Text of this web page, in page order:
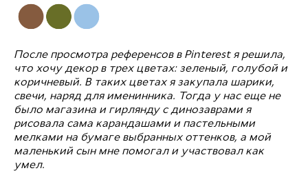
После просмотра референсов в Pinterest я решила,
что хочу декор в трех цветах: зеленый, голубой и
коричневый. В таких цветах я закупала шарики,
свечи, наряд для именинника. Тогда у нас еще не
было магазина и гирлянду с динозаврами я
рисовала сама карандашами и пастельными
мелками на бумаге выбранных оттенков, а мой
маленький сын мне помогал и участвовал как
умел.